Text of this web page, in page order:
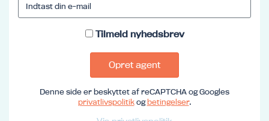
Tilmeld nyhedsbrev
Opret agent
Denne side er beskyttet af reCAPTCHA og Googles
privatlivspolitikogbetingelser.